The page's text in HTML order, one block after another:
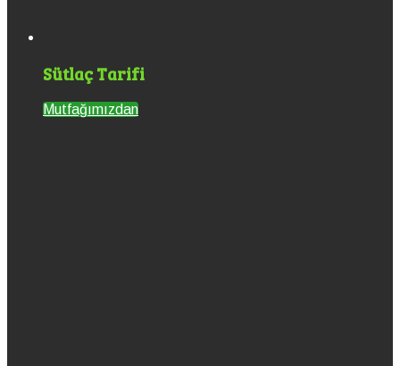
Sütlaç Tarifi
Mutfağımızdan